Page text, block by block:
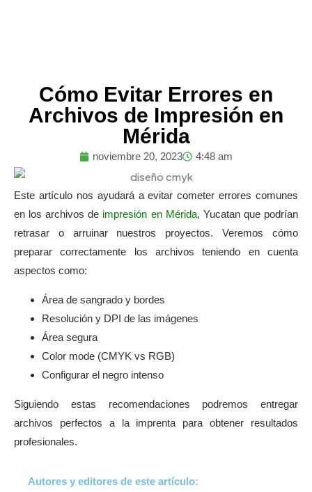
Cómo Evitar Errores en
Archivos de Impresión en
Mérida
noviembre 20, 2023 4:48 am
Este artículo nos ayudará a evitar cometer errores comunes
en los archivos de impresión en Mérida, Yucatan que podrían
retrasar o arruinar nuestros proyectos. Veremos cómo
preparar correctamente los archivos teniendo en cuenta
aspectos como:
Área de sangrado y bordes
Resolución y DPI de las imágenes
Área segura
Color mode (CMYK vs RGB)
Configurar el negro intenso
Siguiendo estas recomendaciones podremos entregar
archivos perfectos a la imprenta para obtener resultados
profesionales.
Autores y editores de este artículo: